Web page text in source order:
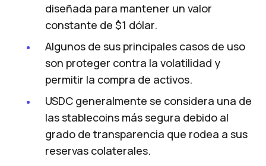
diseñada para mantener un valor
constante de $1 dólar.
Algunos de sus principales casos de uso
son proteger contra la volatilidad y
permitir la compra de activos.
USDC generalmente se considera una de
las stablecoins más segura debido al
grado de transparencia que rodea a sus
reservas colaterales.